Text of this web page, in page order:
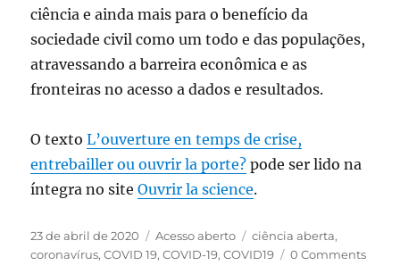
ciência e ainda mais para o benefício da
sociedade civil como um todo e das populações,
atravessando a barreira econômica e as
fronteiras no acesso a dados e resultados.
O textoL’ouverture en temps de crise,
entrebailler ou ouvrir la porte? pode ser lido na
íntegra no siteOuvrir la science.
Publicado
em
23 de abril de 2020 Categorias
Acesso aberto Tags
ciência aberta,
coronavírus,COVID 19,COVID-19,COVID19 0 Comments